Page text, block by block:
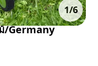
1/6
/Germany